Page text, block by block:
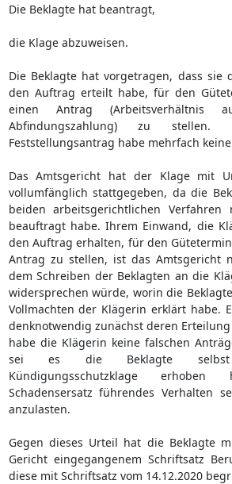
Die Beklagte hat beantragt,
die Klage abzuweisen.
Die Beklagte hat vorgetragen, dass sie
den Auftrag erteilt habe, für den
einen Antrag (Arbeitsverhältnis
Abfindungszahlung) zu stellen.
Feststellungsantrag habe mehrfach
Das Amtsgericht hat der Klage mit
vollumfänglich stattgegeben, da die
beiden arbeitsgerichtlichen
beauftragt habe. Ihrem Einwand, die
den Auftrag erhalten, für den
Antrag zu stellen, ist das Amtsgericht
dem Schreiben der Beklagten an die
widersprechen würde, worin die
Vollmachten der Klägerin erklärt habe.
denknotwendig zunächst deren Erteilung
habe die Klägerin keine falschen
sei es die Beklagte
Kündigungsschutzklage
Schadensersatz führendes Verhalten
anzulasten.
Gegen dieses Urteil hat die Beklagte
Gericht eingegangenem Schriftsatz
diese mit Schriftsatz vom 14.12.2020